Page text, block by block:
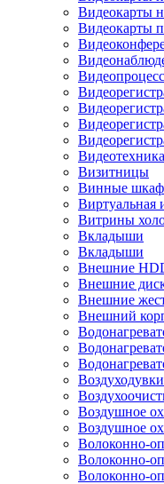
Видеокарты
Видеокарты
Видеотехника
Визитницы
Винные
Виртуальная
Витрины
Вкладыши
Вкладыши
Внешние
Внешние
Внешние
Внешний
Воздуходувки
Воздушное
Воздушное
Волоконно-
Волоконно-
Волоконно-